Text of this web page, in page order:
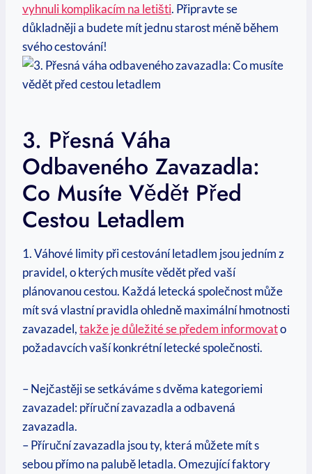
vyhnuli komplikacím na letišti. Připravte se
důkladněji a budete mít jednu starost méně během
svého cestování!
3. Přesná Váha
Odbaveného Zavazadla:
Co Musíte Vědět Před
Cestou Letadlem
1. Váhové limity při cestování letadlem jsou jedním z
pravidel, o kterých musíte vědět před vaší
plánovanou cestou. Každá letecká společnost může
mít svá vlastní pravidla ohledně maximální hmotnosti
zavazadel,takže je důležité se předem informovato
požadavcích vaší konkrétní letecké společnosti.
– Nejčastěji se setkáváme s dvěma kategoriemi
zavazadel: příruční zavazadla a odbavená
zavazadla.
– Příruční zavazadla jsou ty, která můžete mít s
sebou přímo na palubě letadla. Omezující faktory